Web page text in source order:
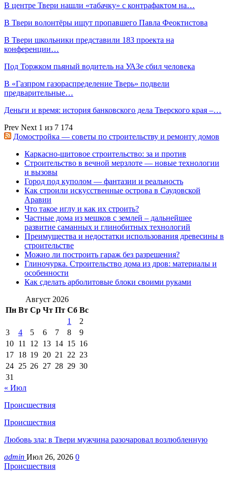
В центре Твери нашли «табачку» с контрафактом на…
В Твери волонтёры ищут пропавшего Павла Феоктистова
В Твери школьники представили 183 проекта на
конференции…
Под Торжком пьяный водитель на УАЗе сбил человека
В «Газпром газораспределение Тверь» подвели
предварительные…
Деньги и время: история банковского дела Тверского края –…
Prev Next 1 из 7 174
Домостройка — советы по строительству и ремонту домов
Каркасно-щитовое строительство: за и против
Строительство в вечной мерзлоте — новые технологии
и вызовы
Город под куполом — фантазии и реальность
Как строили искусственные острова в Саудовской
Аравии
Что такое иглу и как их строить?
Частные дома из мешков с землей – дальнейшее
развитие саманных и глинобитных технологий
Преимущества и недостатки использования древесины в
строительстве
Можно ли построить гараж без разрешения?
Глиночурка. Строительство дома из дров: материалы и
особенности
Как сделать арболитовые блоки своими руками
Август 2026
Пн Вт Ср Чт Пт Сб Вс
1
2
3
4 5 6 7 8
9
10 11 12 13 14 15 16
17 18 19 20 21 22 23
24 25 26 27 28 29 30
31
« Июл
Происшествия
Происшествия
Любовь зла: в Твери мужчина разочаровал возлюбленную
admin Июл 26, 2026 0
Происшествия